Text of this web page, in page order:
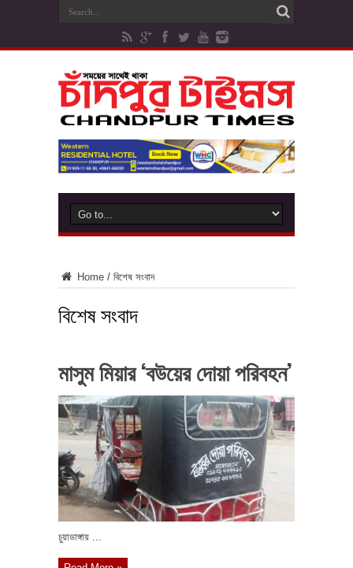
Home / বিশেষ সংবাদ
বিশেষ সংবাদ
মাসুম মিয়ার ‘বউয়ের দোয়া পরিবহন’
চুয়াডাঙ্গায় ...